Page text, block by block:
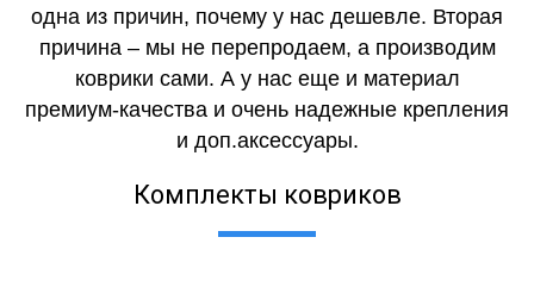
одна из причин, почему у нас дешевле. Вторая
причина – мы не перепродаем, а производим
коврики сами. А у нас еще и материал
премиум-качества и очень надежные крепления
и доп.аксессуары.
Комплекты ковриков